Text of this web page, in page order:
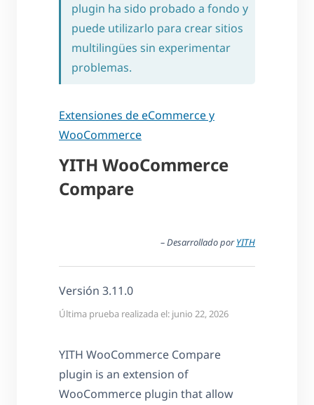
plugin ha sido probado a fondo y
puede utilizarlo para crear sitios
multilingües sin experimentar
problemas.
Extensiones de eCommerce y
WooCommerce
YITH WooCommerce
Compare
– Desarrollado porYITH
Versión 3.11.0
Última prueba realizada el: junio 22, 2026
YITH WooCommerce Compare
plugin is an extension of
WooCommerce plugin that allow